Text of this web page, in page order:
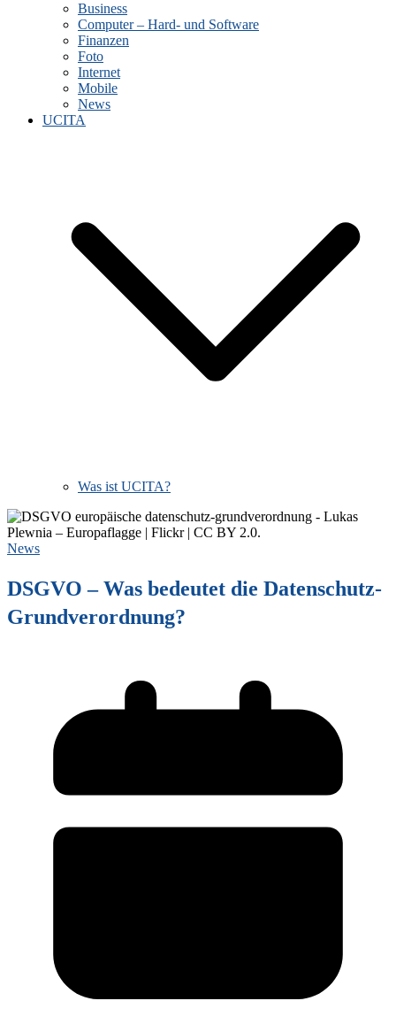
Business
Computer – Hard- und Software
Finanzen
Foto
Internet
Mobile
News
UCITA
Was ist UCITA?
News
DSGVO – Was bedeutet die Datenschutz-
Grundverordnung?